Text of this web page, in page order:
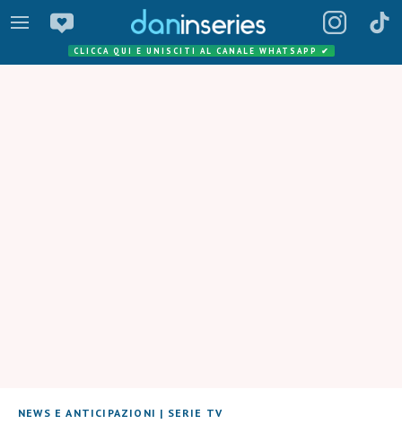
CLICCA QUI E UNISCITI AL CANALE WHATSAPP ✔
NEWS E ANTICIPAZIONI | SERIE TV